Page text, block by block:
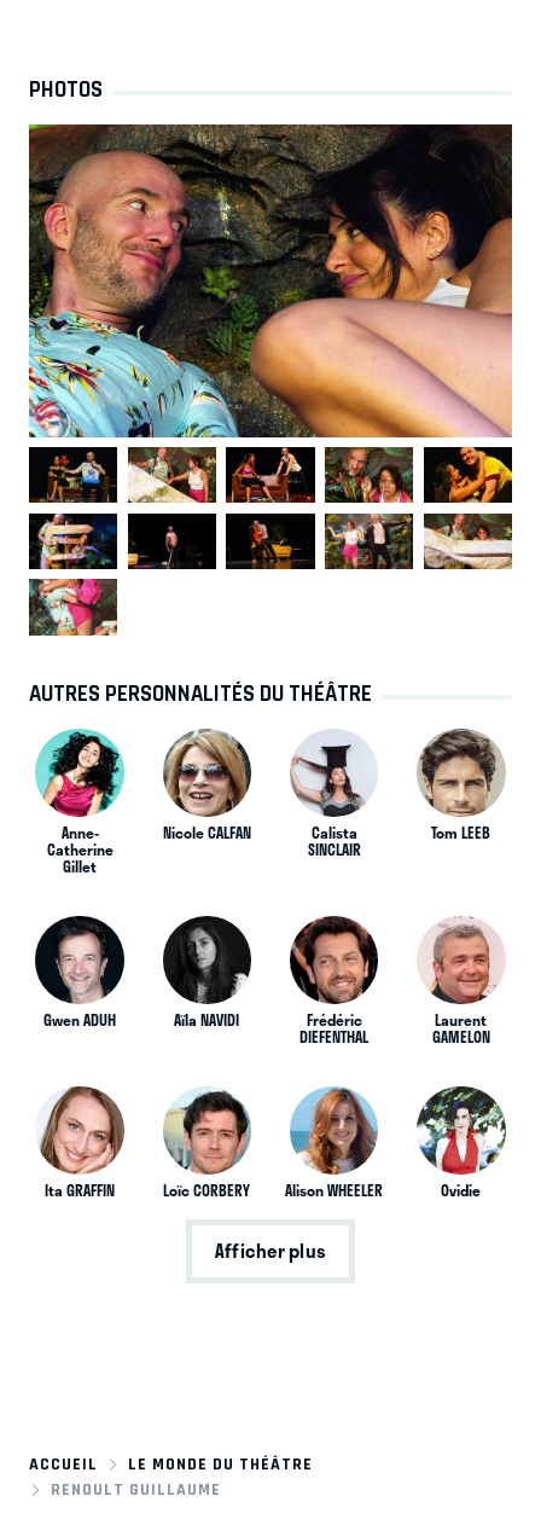
PHOTOS
AUTRES PERSONNALITÉS DU THÉÂTRE
Anne-
Catherine
Gillet
Nicole CALFAN Calista
SINCLAIR
Tom LEEB
Gwen ADUH Aïla NAVIDI Frédéric
DIEFENTHAL
Laurent
GAMELON
Ita GRAFFIN Loïc CORBERY Alison WHEELER Ovidie
Afficher plus
ACCUEIL
LE MONDE DU THÉÂTRE
RENOULT GUILLAUME